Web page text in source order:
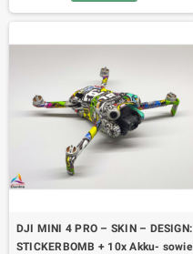
DJI MINI 4 PRO – SKIN – DESIGN:
STICKERBOMB + 10x Akku- sowie